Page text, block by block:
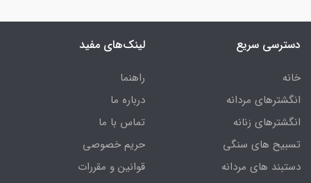
دسترسی سریع
خانه
انگشترهای مردانه
انگشترهای زنانه
تسبیح های سنگی
دستبند های مردانه
لینک‌های مفید
راهنما
درباره ما
تماس با ما
حریم خصوصی
قوانین و مقررات